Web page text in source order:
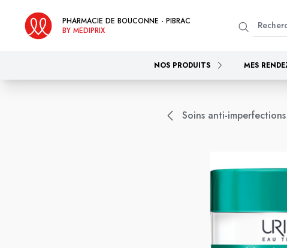
PHARMACIE DE BOUCONNE - PIBRAC
BY MEDIPRIX
NOS PRODUITS MES
Soins anti-imperfections